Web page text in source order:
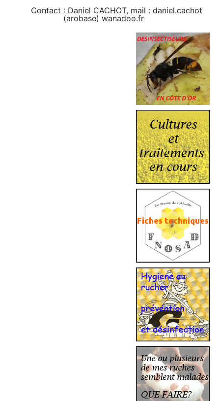
Contact : Daniel CACHOT, mail : daniel.cachot
(arobase) wanadoo.fr